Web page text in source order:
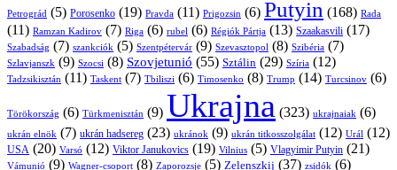
Petrográd (5) Porosenko (19) Pravda (11) Prigozsin (6) Putyin (168) Rada
(11) Ramzan Kadirov (7) Riga (6) rubel (6) Régiók Pártja (13) Szaakasvili (17)
Szabadság (7) szankciók (5) Szentpétervár (9) Szevasztopol (8) Szibéria (7)
Szlavjanszk (9) Szocsi (8) Szovjetunió (55) Sztálin (29) Szíria (12)
Tadzsikisztán (11) Taskent (7) Tbiliszi (6) Timosenko (8) Trump (14) Turcsinov (6)
Törökország (6) Türkmenisztán (9) Ukrajna (323) ukrajnaiak (6)
ukrán elnök (7) ukrán hadsereg (23) ukránok (9) ukrán titkosszolgálat (12) Urál (12)
USA (20) Varsó (12) Viktor Janukovics (19) Vilnius (5) Vlagyimir Putyin (21)
Vámunió (9) Wagner-csoport (8) Zaporozsje (5) Zelenszkij (37) zsidók (6)